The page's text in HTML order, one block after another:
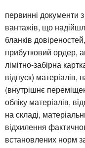
первинні документи
вантажів, що
бланків
прибутковий ордер,
лімітно-забірна
відпуск) матеріалів,
(внутрішнє
обліку матеріалів,
на складі,
відхилення
встановлених норм